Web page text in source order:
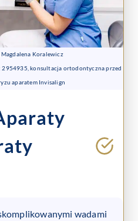
Koralewicz
2954935, konsultacja ortodontyczna przed
aparatem Invisalign
wadami